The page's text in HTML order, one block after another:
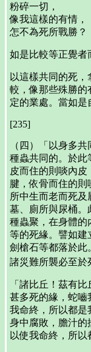
粉碎一切，
像我這樣的有情，
怎不為死所戰勝？
如是比較等正覺者
以這樣共同的死
較，像那些殊勝的
定的業處。當如是
[235]
（四）「以身多
種蟲共同的。於此
皮而住的則啖內
腱，依骨而住的則
所中生而老而死
墓、廁所與尿桶。
種蟲聚，在身體的
等的死緣。譬如建
劍槍石等都落於此
諸災難所襲必至於
「諸比丘！茲有
甚多死的緣，蛇嚙
我命終，所以都是
身中腐敗，膽汁的
以使我命終，所以